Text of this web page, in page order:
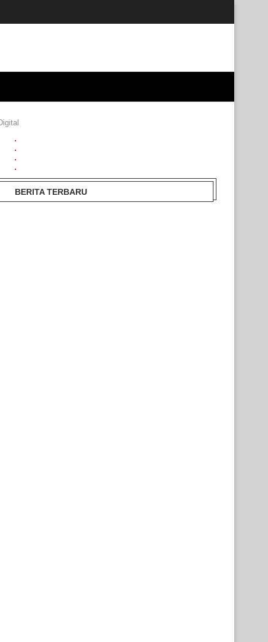
BERITA TERBARU